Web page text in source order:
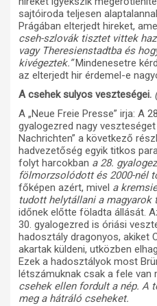
sajtóiroda teljesen
Prágában elterjedt hireket,
cseh-szlovák tisztet vittek
vagy Theresienstadtba és
kivégeztek.”Mindenesetre
az elterjedt hir érdemel-e
A csehek sulyos veszteségei.
A „Neue Freie Presse” irja: A
gyalogezred nagy
Nachrichten” a következő
hadvezetőség egyik titkos
folyt harcokban a 28.
fölmorzsolódott és 2000-nél
főképen azért, mivel a
tudott helytállani a magyarok
időnek előtte föladta állását.
30. gyalogezred is óriási
hadosztály dragonyos, akiket
akartak küldeni, utközben
Ezek a hadosztályok most
létszámuknak csak a fele van
csehek ellen fordult a nép. A
meg a hátráló cseheket.